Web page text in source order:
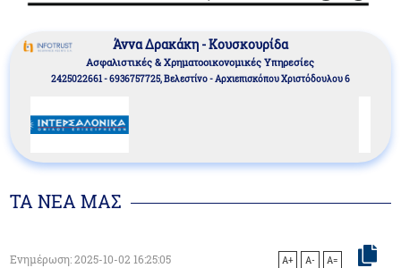
Άννα Δρακάκη - Κουσκουρίδα
Aσφαλιστικές & Χρηματοοικονομικές Υπηρεσίες
2425022661 - 6936757725, Βελεστίνο - Αρχιεπισκόπου Χριστόδουλου 6
ΤΑ ΝΕΑ ΜΑΣ
Ενημέρωση: 2025-10-02 16:25:05 A+ A- A=